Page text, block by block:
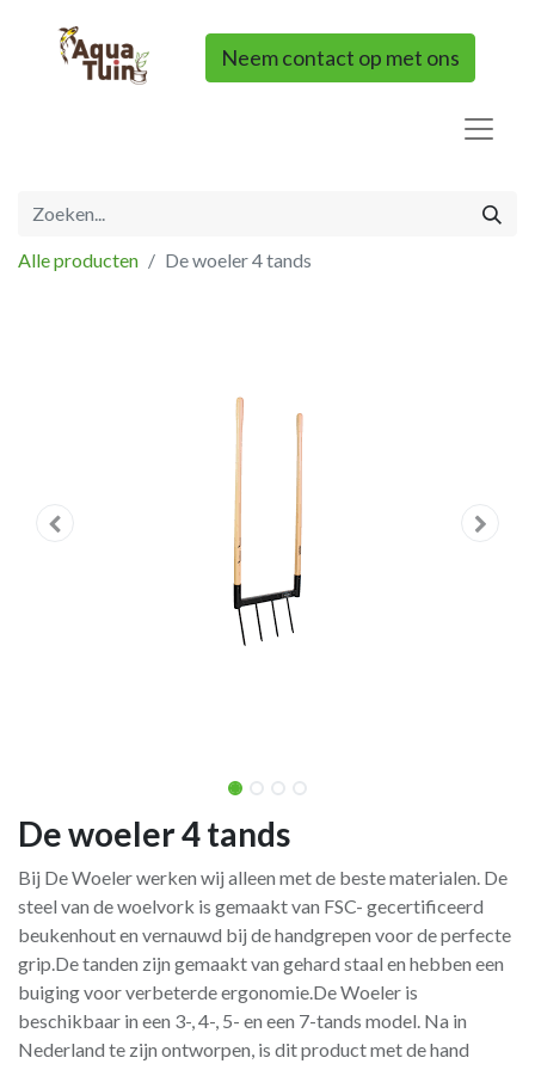
Neem contact op met ons
Alle producten De woeler 4 tands
De woeler 4 tands
Bij De Woeler werken wij alleen met de beste materialen. De
steel van de woelvork is gemaakt van FSC- gecertificeerd
beukenhout en vernauwd bij de handgrepen voor de perfecte
grip.De tanden zijn gemaakt van gehard staal en hebben een
buiging voor verbeterde ergonomie.De Woeler is
beschikbaar in een 3-, 4-, 5- en een 7-tands model. Na in
Nederland te zijn ontworpen, is dit product met de hand